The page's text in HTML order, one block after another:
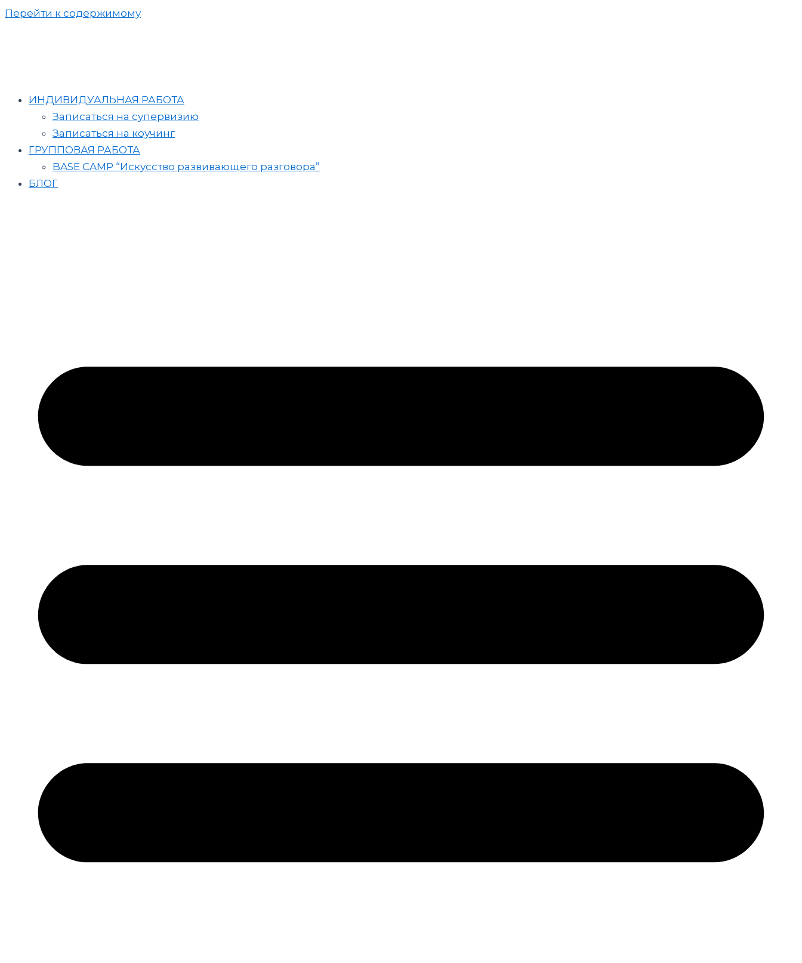
Перейти к содержимому
ИНДИВИДУАЛЬНАЯ РАБОТА
Записаться на супервизию
Записаться на коучинг
ГРУППОВАЯ РАБОТА
BASE CAMP “Искусство развивающего разговора”
БЛОГ